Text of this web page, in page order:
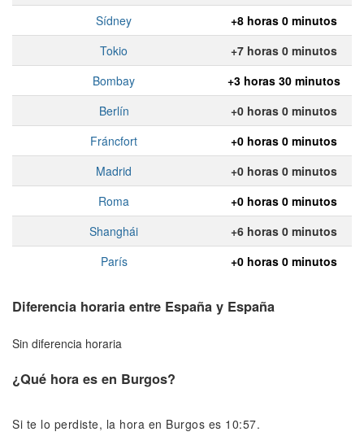
Sídney
+8 horas 0 minutos
Tokio
+7 horas 0 minutos
Bombay
+3 horas 30 minutos
Berlín
+0 horas 0 minutos
Fráncfort
+0 horas 0 minutos
Madrid
+0 horas 0 minutos
Roma
+0 horas 0 minutos
Shanghái
+6 horas 0 minutos
París
+0 horas 0 minutos
Diferencia horaria entre España y España
Sin diferencia horaria
¿Qué hora es en Burgos?
Si te lo perdiste, la hora en Burgos es 10:57.